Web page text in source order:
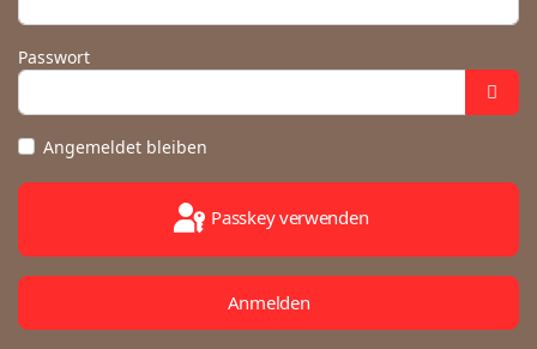
Passwort
Angemeldet bleiben
Passkey verwenden
Anmelden